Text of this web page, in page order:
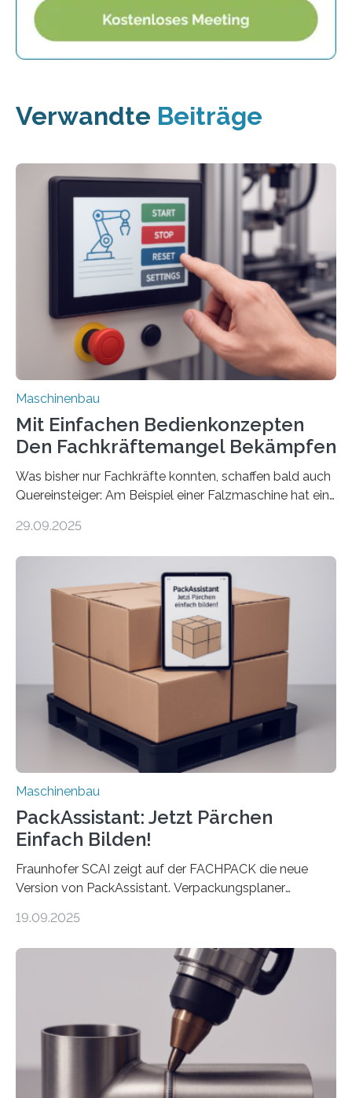
Verwandte Beiträge
Maschinenbau
Mit Einfachen Bedienkonzepten
Den Fachkräftemangel Bekämpfen
Was bisher nur Fachkräfte konnten, schaffen bald auch
Quereinsteiger: Am Beispiel einer Falzmaschine hat ein
Mensch-Maschine-Schnittstelle so sehr vereinfacht,
Die zugrunde liegende Methodik lässt sich auf alle
anderen Maschinen übertragen. Eine Falzmaschine
umzurüsten ist ein Job für echte Profis. Eine solche
Maschine faltet in Druckereien Broschüren, Prospekte,
Landkarten und vieles mehr – mehrere Zehntausend
Exemplare pro Stunde. Je nach Maschinentyp und
Auftrag kann das Umrüsten…
29.09.2025
Maschinenbau
PackAssistant: Jetzt Pärchen
Einfach Bilden!
Fraunhofer SCAI zeigt auf der FACHPACK die neue
Version von PackAssistant. Verpackungsplaner
Automobil, Maschinenbau und in der Zulieferindustrie.
Teile als eine Einheit verpacken. Die Anordnung kann
der Benutzer vorgeben und erhält so mehr Kontrolle
über die Positionierung der Bauteile. Die ebenfalls neue
Automatisierungsschnittstelle dient dazu, die Software
besser in spezifische Unternehmensprozesse
einzubinden. Sankt Augustin – Zur Messe FACHPACK
vom 23. bis 25. September in Nürnberg…
19.09.2025